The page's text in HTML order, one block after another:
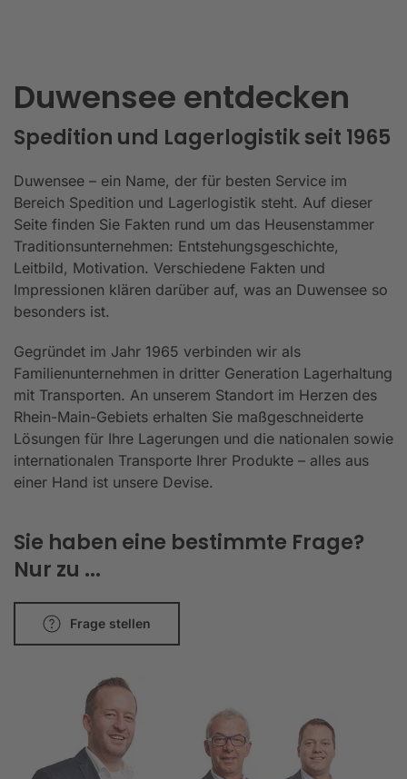
Duwensee entdecken
Spedition und Lagerlogistik seit 1965
Duwensee – ein Name, der für besten Service im
Bereich Spedition und Lagerlogistik steht. Auf dieser
Seite finden Sie Fakten rund um das Heusenstammer
Traditionsunternehmen: Entstehungsgeschichte,
Leitbild, Motivation. Verschiedene Fakten und
Impressionen klären darüber auf, was an Duwensee so
besonders ist.
Gegründet im Jahr 1965 verbinden wir als
Familienunternehmen in dritter Generation Lagerhaltung
mit Transporten. An unserem Standort im Herzen des
Rhein-Main-Gebiets erhalten Sie maßgeschneiderte
Lösungen für Ihre Lagerungen und die nationalen sowie
internationalen Transporte Ihrer Produkte – alles aus
einer Hand ist unsere Devise.
Sie haben eine bestimmte Frage?
Nur zu ...
Frage stellen